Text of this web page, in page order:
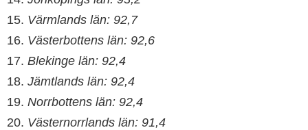
Värmlands län: 92,7
Västerbottens län: 92,6
Blekinge län: 92,4
Jämtlands län: 92,4
Norrbottens län: 92,4
Västernorrlands län: 91,4